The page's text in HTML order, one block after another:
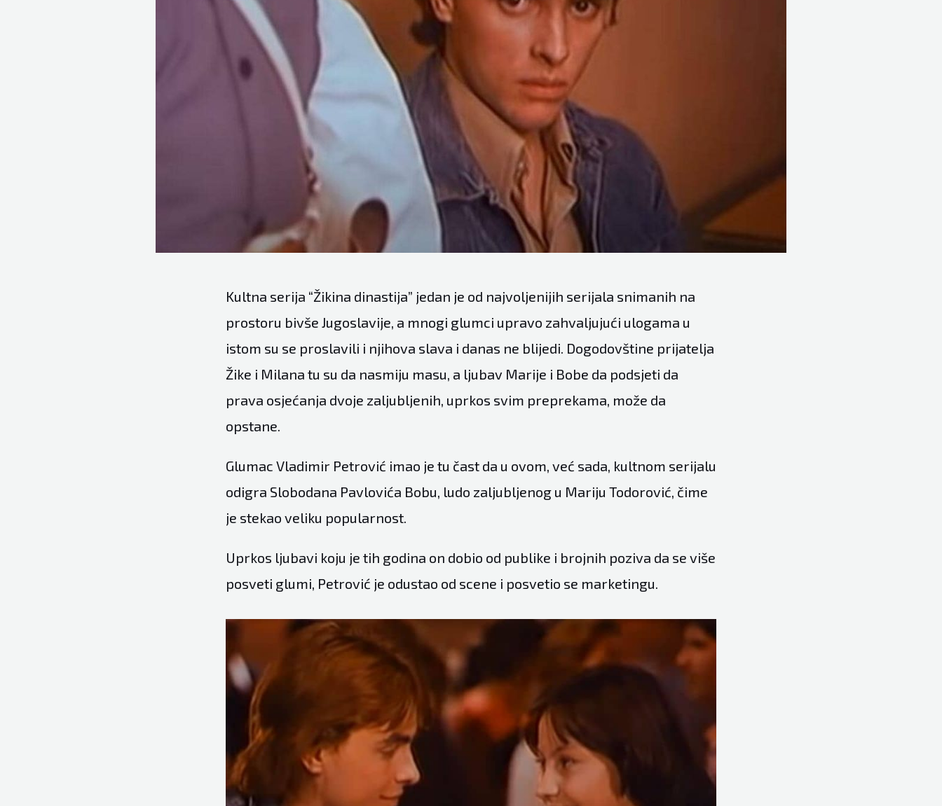
Kultna serija “Žikina dinastija” jedan je od najvoljenijih serijala snimanih na
prostoru bivše Jugoslavije, a mnogi glumci upravo zahvaljujući ulogama u
istom su se proslavili i njihova slava i danas ne blijedi. Dogodovštine prijatelja
Žike i Milana tu su da nasmiju masu, a ljubav Marije i Bobe da podsjeti da
prava osjećanja dvoje zaljubljenih, uprkos svim preprekama, može da
opstane.
Glumac Vladimir Petrović imao je tu čast da u ovom, već sada, kultnom serijalu
odigra Slobodana Pavlovića Bobu, ludo zaljubljenog u Mariju Todorović, čime
je stekao veliku popularnost.
Uprkos ljubavi koju je tih godina on dobio od publike i brojnih poziva da se više
posveti glumi, Petrović je odustao od scene i posvetio se marketingu.